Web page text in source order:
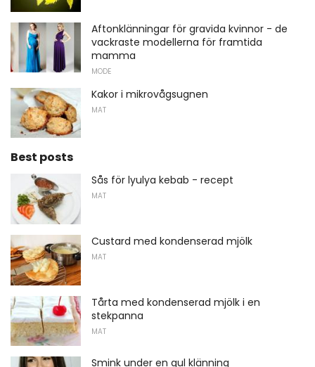
Aftonklänningar för gravida kvinnor - de
vackraste modellerna för framtida
mamma
MODE
Kakor i mikrovågsugnen
MAT
Best posts
Sås för lyulya kebab - recept
MAT
Custard med kondenserad mjölk
MAT
Tårta med kondenserad mjölk i en
stekpanna
MAT
Smink under en gul klänning